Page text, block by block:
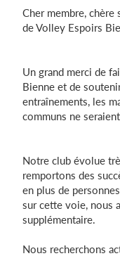
Was kostet
Cher membre, chère
de Volley Espoirs
Un grand merci de
Bienne et de
entraînements, les
communs ne
Notre club évolue
remportons des
en plus de
sur cette voie, nous
supplémentaire.
Nous recherchons